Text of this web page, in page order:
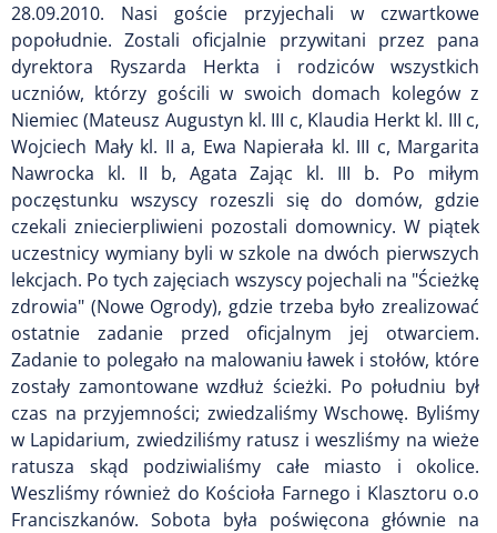
28.09.2010. Nasi goście przyjechali w czwartkowe
popołudnie. Zostali oficjalnie przywitani przez pana
dyrektora Ryszarda Herkta i rodziców wszystkich
uczniów, którzy gościli w swoich domach kolegów z
Niemiec (Mateusz Augustyn kl. III c, Klaudia Herkt kl. III c,
Wojciech Mały kl. II a, Ewa Napierała kl. III c, Margarita
Nawrocka kl. II b, Agata Zając kl. III b. Po miłym
poczęstunku wszyscy rozeszli się do domów, gdzie
czekali zniecierpliwieni pozostali domownicy. W piątek
uczestnicy wymiany byli w szkole na dwóch pierwszych
lekcjach. Po tych zajęciach wszyscy pojechali na "Ścieżkę
zdrowia" (Nowe Ogrody), gdzie trzeba było zrealizować
ostatnie zadanie przed oficjalnym jej otwarciem.
Zadanie to polegało na malowaniu ławek i stołów, które
zostały zamontowane wzdłuż ścieżki. Po południu był
czas na przyjemności; zwiedzaliśmy Wschowę. Byliśmy
w Lapidarium, zwiedziliśmy ratusz i weszliśmy na wieże
ratusza skąd podziwialiśmy całe miasto i okolice.
Weszliśmy również do Kościoła Farnego i Klasztoru o.o
Franciszkanów. Sobota była poświęcona głównie na